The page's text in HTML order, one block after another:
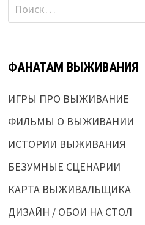
Найти:
ФАНАТАМ ВЫЖИВАНИЯ
ИГРЫ ПРО ВЫЖИВАНИЕ
ФИЛЬМЫ О ВЫЖИВАНИИ
ИСТОРИИ ВЫЖИВАНИЯ
БЕЗУМНЫЕ СЦЕНАРИИ
КАРТА ВЫЖИВАЛЬЩИКА
ДИЗАЙН / ОБОИ НА СТОЛ